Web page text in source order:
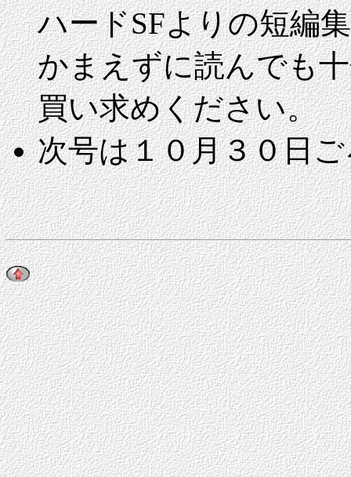
ハードSFよりの短編
かまえずに読んでも
買い求めください。
次号は１０月３０日